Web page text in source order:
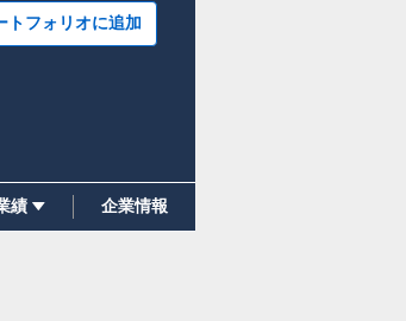
トフォリオに追加
績 企業情報